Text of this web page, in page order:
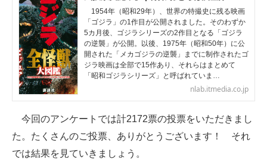
企業ITのトレンドを詳説
経営リーダーのコミュニティ
マーケ×ITの今がよく分かる
ITエンジニア向け専門サイト
企業向けIT製品の総合サイト
IT製品の技術・比較・事例
1954年（昭和29年）、世界の特撮史に残る映画
「ゴジラ」の1作目が公開されました。そのわずか
5カ月後、ゴジラシリーズの2作目となる「ゴジラ
の逆襲」が公開。以後、1975年（昭和50年）に公
開された「メカゴジラの逆襲」までに制作されたゴ
ジラ映画は全部で15作あり、それらはまとめて
「昭和ゴジラシリーズ」と呼ばれていま…
nlab.itmedia.co.jp
今回のアンケートでは計2172票の投票をいただきまし
た。たくさんのご投票、ありがとうございます！ それ
では結果を見ていきましょう。